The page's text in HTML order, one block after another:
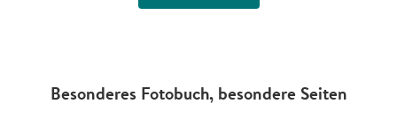
Besonderes Fotobuch, besondere Seiten